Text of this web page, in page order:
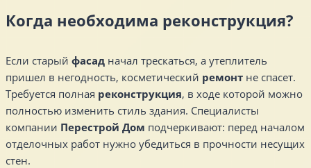
Когда необходима реконструкция?
Если старый фасад начал трескаться, а утеплитель
пришел в негодность, косметический ремонт не спасет.
Требуется полная реконструкция, в ходе которой можно
полностью изменить стиль здания. Специалисты
компании Перестрой Дом подчеркивают: перед началом
отделочных работ нужно убедиться в прочности несущих
стен.